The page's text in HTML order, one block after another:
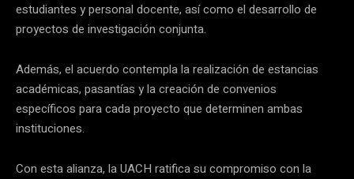
estudiantes y personal docente, así como el desarrollo de
proyectos de investigación conjunta.
Además, el acuerdo contempla la realización de estancias
académicas, pasantías y la creación de convenios
específicos para cada proyecto que determinen ambas
instituciones.
Con esta alianza, la UACH ratifica su compromiso con la